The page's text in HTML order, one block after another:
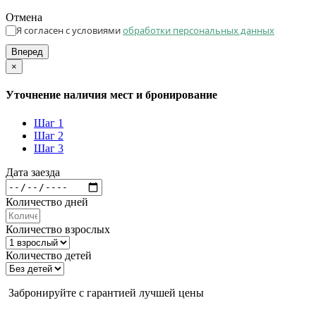
Отмена
Я согласен с условиямиобработки персональных данных
Вперед
×
Уточнение наличия мест и бронирование
Шаг 1
Шаг 2
Шаг 3
Дата заезда
Количество дней
Количество взрослых
Количество детей
Забронируйте с гарантией лучшей цены